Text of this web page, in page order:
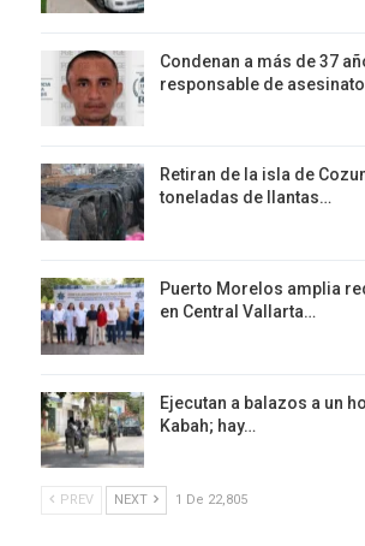
Condenan a más de 37
responsable de
Retiran de la isla de
toneladas de llantas…
Puerto Morelos amplia
en Central Vallarta…
Ejecutan a balazos a un
Kabah; hay…
PREV NEXT 1 De 22,805